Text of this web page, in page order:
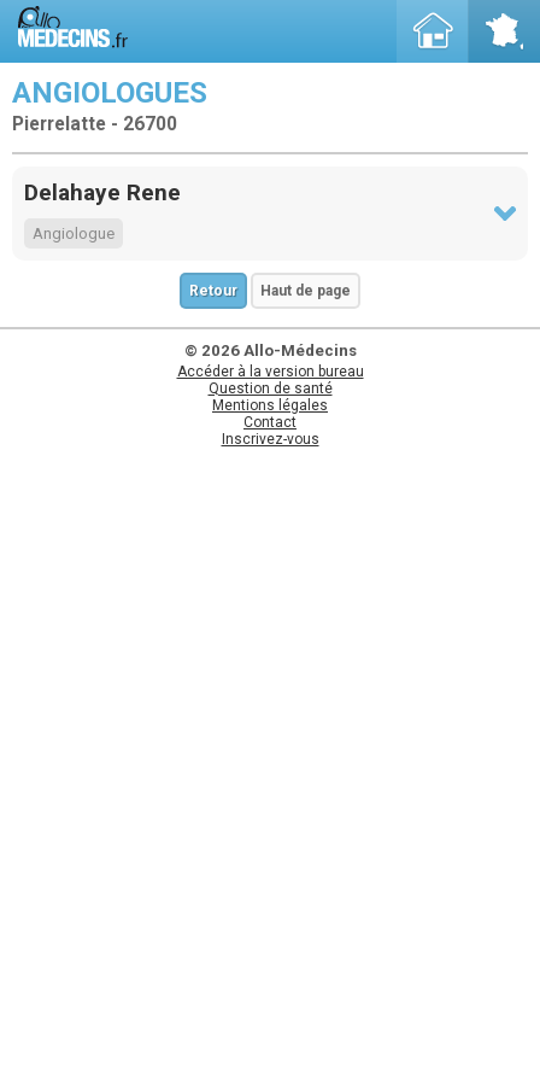
ANGIOLOGUES
Pierrelatte - 26700
Delahaye Rene
Angiologue
Retour Haut de page
© 2026 Allo-Médecins
Accéder à la version bureau
Question de santé
Mentions légales
Contact
Inscrivez-vous